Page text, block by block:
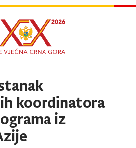
koordinatora
iz